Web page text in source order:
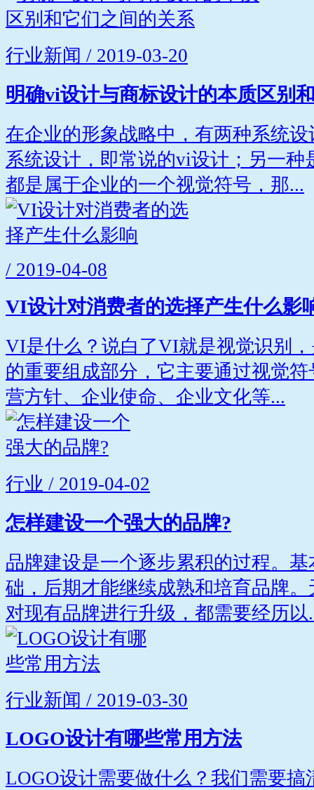
行业新闻 / 2019-03-20
明确vi设计与商标设计的本质区别
在企业的形象战略中，有两种系统
系统设计，即常说的vi设计；另一种
都是属于企业的一个视觉符号，那...
/ 2019-04-08
VI设计对消费者的选择产生什么影
VI是什么？说白了VI就是视觉识别
的重要组成部分，它主要通过视觉
营方针、企业使命、企业文化等...
行业 / 2019-04-02
怎样建设一个强大的品牌?
品牌建设是一个逐步累积的过程。
础，后期才能继续成熟和培育品牌
对现有品牌进行升级，都需要经历以
行业新闻 / 2019-03-30
LOGO设计有哪些常用方法
LOGO设计需要做什么？我们需要